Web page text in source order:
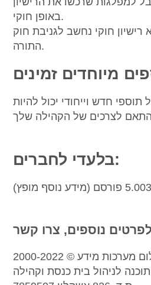
באופן חוקי.
חוקי נחשב לגניבת חוק
התורה.
תוספי חדש וייחודי יכול להיות
בלעדי לחברים:
מערכות מידע © 2000-2022